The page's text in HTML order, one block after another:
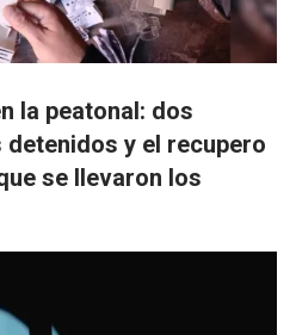
la peatonal: dos
detenidos y el recupero
se llevaron los